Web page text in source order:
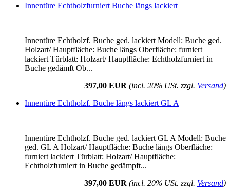
Innentüre Echtholzfurniert Buche längs lackiert
Innentüre Echtholzf. Buche ged. lackiert Modell: Buche ged.
Holzart/ Hauptfläche: Buche längs Oberfläche: furniert
lackiert Türblatt: Holzart/ Hauptfläche: Echtholzfurniert in
Buche gedämft Ob...
397,00 EUR (incl. 20% USt. zzgl. Versand)
Innentüre Echtholzf. Buche längs lackiert GL A
Innentüre Echtholzf. Buche ged. lackiert GL A Modell: Buche
ged. GL A Holzart/ Hauptfläche: Buche längs Oberfläche:
furniert lackiert Türblatt: Holzart/ Hauptfläche:
Echtholzfurniert in Buche gedämpft...
397,00 EUR (incl. 20% USt. zzgl. Versand)